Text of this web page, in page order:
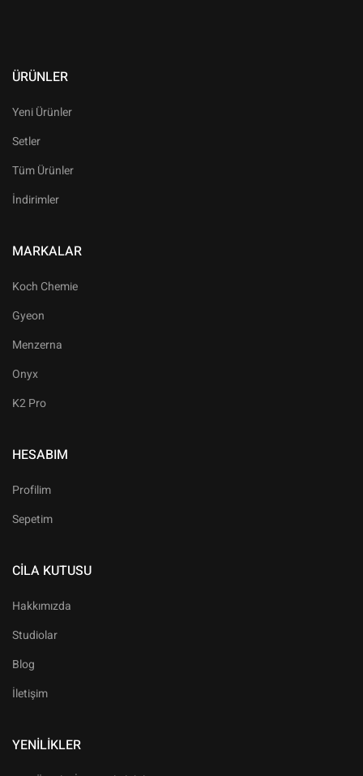
ÜRÜNLER
Yeni Ürünler
Setler
Tüm Ürünler
İndirimler
MARKALAR
Koch Chemie
Gyeon
Menzerna
Onyx
K2 Pro
HESABIM
Profilim
Sepetim
CILA KUTUSU
Hakkımızda
Studiolar
Blog
İletişim
YENILIKLER